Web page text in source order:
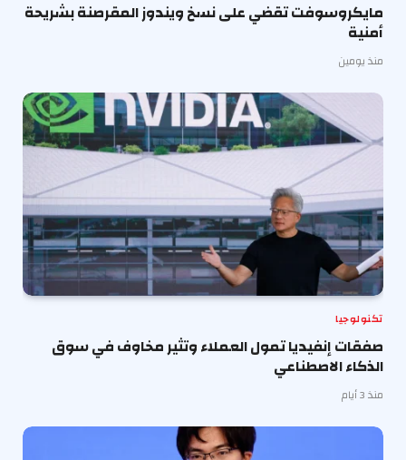
مايكروسوفت تقضي على نسخ ويندوز المقرصنة بشريحة
أمنية
منذ يومين
تكنولوجيا
صفقات إنفيديا تمول العملاء وتثير مخاوف في سوق
الذكاء الاصطناعي
منذ 3 أيام